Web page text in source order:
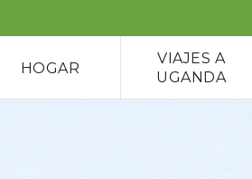
HOGAR
VIAJES A
UGANDA